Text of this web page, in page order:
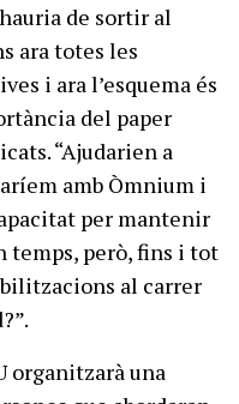
de sortir al
ara totes les
i ara l’esquema és
del paper
“Ajudarien a
amb Òmnium i
per mantenir
temps, però, fins i tot
al carrer
organitzarà una